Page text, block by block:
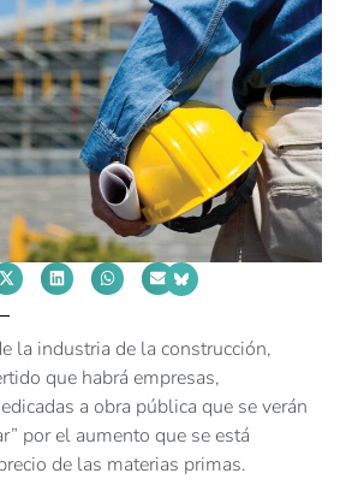
la industria de la construcción,
que habrá empresas,
a obra pública que se verán
por el aumento que se está
de las materias primas.